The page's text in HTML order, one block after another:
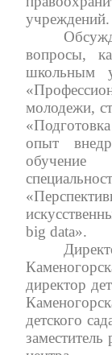
учреждений.
вопросы,
школьным
молодежи,
опыт
big data».
директор
детского